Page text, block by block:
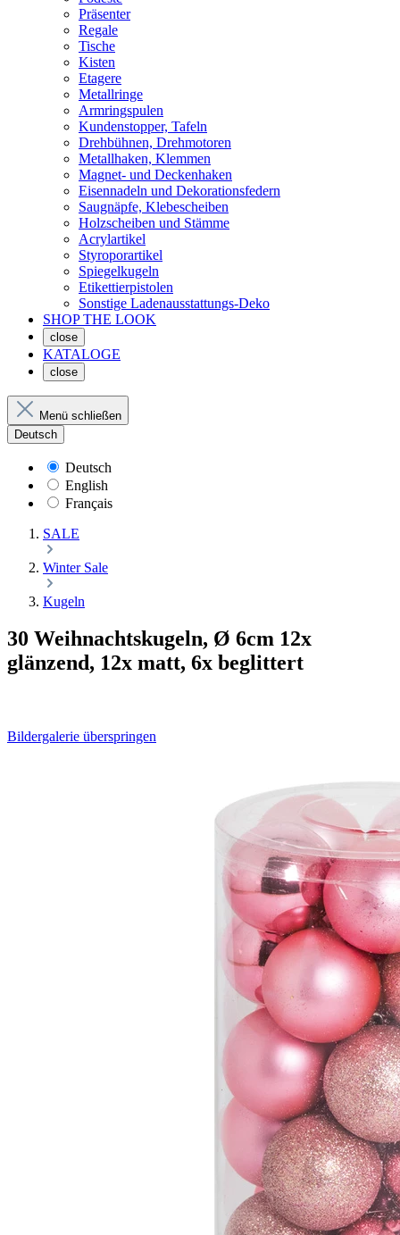
Präsenter
Regale
Tische
Kisten
Etagere
Metallringe
Armringspulen
Kundenstopper, Tafeln
Drehbühnen, Drehmotoren
Metallhaken, Klemmen
Magnet- und Deckenhaken
Eisennadeln und Dekorationsfedern
Saugnäpfe, Klebescheiben
Holzscheiben und Stämme
Acrylartikel
Styroporartikel
Spiegelkugeln
Etikettierpistolen
Sonstige Ladenausstattungs-Deko
SHOP THE LOOK
close
KATALOGE
close
Menü schließen
Deutsch
Deutsch
English
Français
SALE
Winter Sale
Kugeln
30 Weihnachtskugeln, Ø 6cm 12x
glänzend, 12x matt, 6x beglittert
Bildergalerie überspringen